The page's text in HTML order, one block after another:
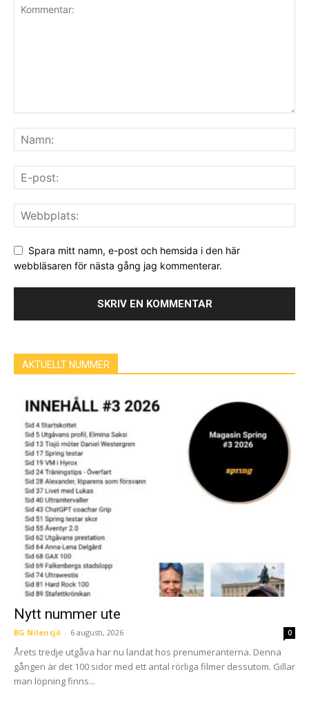
Spara mitt namn, e-post och hemsida i den här
webbläsaren för nästa gång jag kommenterar.
AKTUELLT NUMMER
Nytt nummer ute
BG Nilensjö - 6 augusti, 2026 0
Årets tredje utgåva har nu landat hos prenumeranterna. Denna
gången är det 100 sidor med ett antal rörliga filmer dessutom. Gillar
man löpning finns...